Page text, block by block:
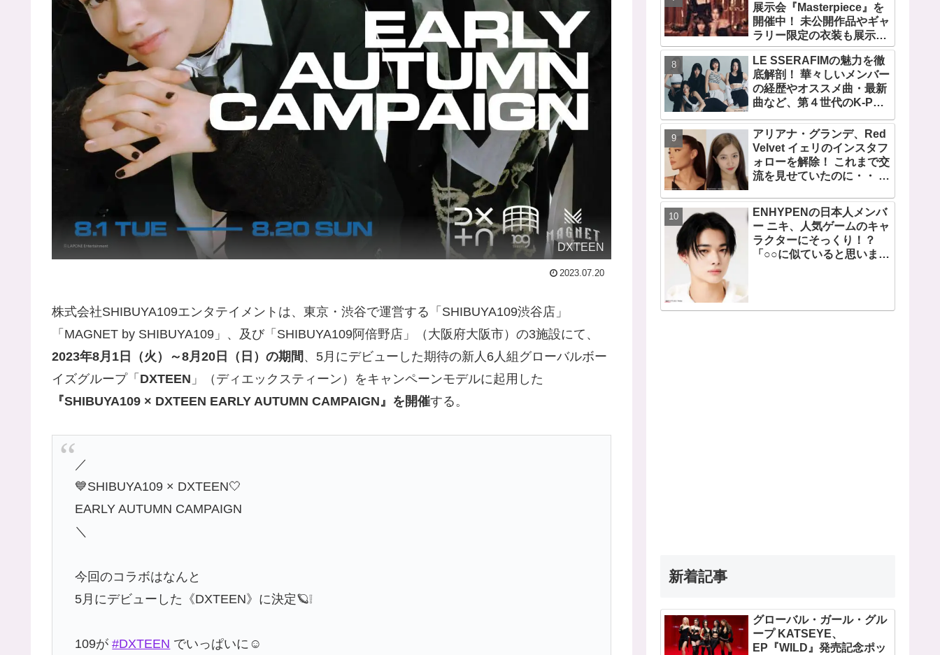
DXTEEN
2023.07.20
株式会社SHIBUYA109エンタテイメントは、東京・渋谷で運営する「SHIBUYA109渋谷店」
「MAGNET by SHIBUYA109」、及び「SHIBUYA109阿倍野店」（大阪府大阪市）の3施設にて、
2023年8月1日（火）～8月20日（日）の期間 、5月にデビューした期待の新人6人組グローバルボー
イズグループ「 DXTEEN 」（ディエックスティーン）をキャンペーンモデルに起用した
『SHIBUYA109 × DXTEEN EARLY AUTUMN CAMPAIGN』を開催する。
／
💙SHIBUYA109 × DXTEEN🤍
EARLY AUTUMN CAMPAIGN
＼
今回のコラボはなんと
5月にデビューした《DXTEEN》に決定🪐❕
109が#DXTEEN でいっぱいに☺️
展示会『Masterpiece』を
開催中！ 未公開作品やギャ
ラリー限定の衣装も展示！
まさに最高傑作な世界に
LE SSERAFIMの魅力を徹
底解剖！ 華々しいメンバー
の経歴やオススメ曲・最新
曲など、第４世代のK-POP
する彼女たちのスゴさと
は？
アリアナ・グランデ、Red
Velvet イェリのインスタフ
ォローを解除！ これまで交
流を見せていたのに・・ 一
由を推測
ENHYPENの日本人メンバ
ー ニキ、人気ゲームのキャ
ラクターにそっくり！？
「○○に似ていると思いま
「客観的な視点で自分を見
新着記事
グローバル・ガール・グル
ープ KATSEYE、
EP『WILD』発売記念ポッ